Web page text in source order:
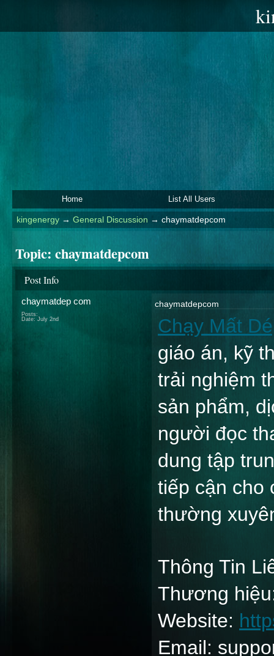
Home List All Users
kingenergy→ General Discussion → chaymatdepcom
Topic: chaymatdepcom
Post Info
chaymatdep com
Posts:
Date: July 2nd
chaymatdepcom
Chạy Mất
giáo án, kỹ
trải nghiệm
sản phẩm,
người đọc
dung tập
tiếp cận cho
thường
Thông Tin
Thương
Website:
Email: